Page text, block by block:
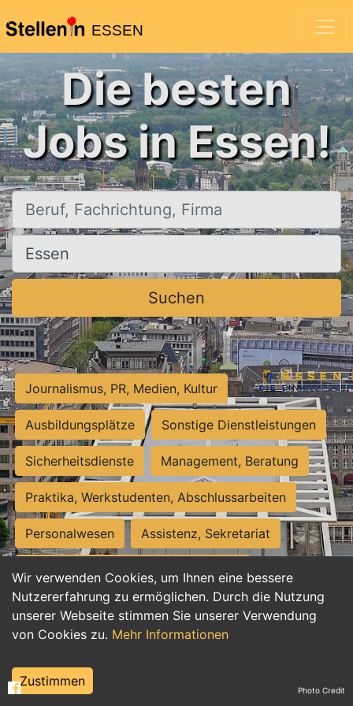
ESSEN
Wir verwenden Cookies, um Ihnen eine bessere
Nutzererfahrung zu ermöglichen. Durch die Nutzung
unserer Webseite stimmen Sie unserer Verwendung
von Cookies zu. Mehr Informationen
Zustimmen
Die besten
Jobs in Essen!
Beruf, Fachrichtung, Firma
Ort, Stadt
Suchen
Journalismus, PR, Medien, Kultur
Ausbildungsplätze Sonstige Dienstleistungen
Sicherheitsdienste Management, Beratung
Praktika, Werkstudenten, Abschlussarbeiten
Personalwesen Assistenz, Sekretariat
Hilfskräfte, Aushilfs- und Nebenjobs
Einkauf, Logistik, Materialwirtschaft
Weiterbildung, Studium, duale Ausbildung
Tourismus
Photo Credit